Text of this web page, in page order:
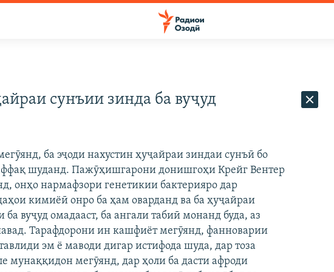
сунъии зинда ба вуҷуд
ба эҷоди нахустин ҳуҷайраи зиндаи сунъӣ бо
шуданд. Пажӯҳишгарони донишгоҳи Крейг Вентер
онҳо нармафзори генетикии бактерияро дар
кимиёӣ онро ба ҳам оварданд ва ба ҳуҷайраи
вуҷуд омадааст, ба ангали табиӣ монанд буда, аз
Тарафдорони ин кашфиёт мегӯянд, фанноварии
эм ё маводи дигар истифода шуда, дар тоза
мунаққидон мегӯянд, дар ҳоли ба дасти афроди